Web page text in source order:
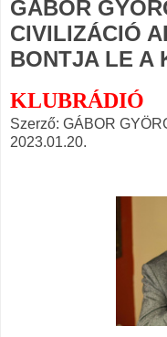
GÁBOR
CIVILIZÁCIÓ
BONTJA LE A
KLUBRÁDIÓ
Szerző: GÁBOR
2023.01.20.